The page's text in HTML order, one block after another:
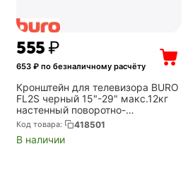
‍555‍₽
653 ₽ по безналичному расчёту
Кронштейн для телевизора BURO
FL2S черный 15"-29" макс.12кг
настенный поворотно-
выдвижной и наклонный
(BM13A71TS3)
Код товара: 418501
В наличии